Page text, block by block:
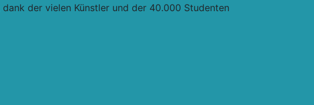
der vielen Künstler und der 40.000 Studenten